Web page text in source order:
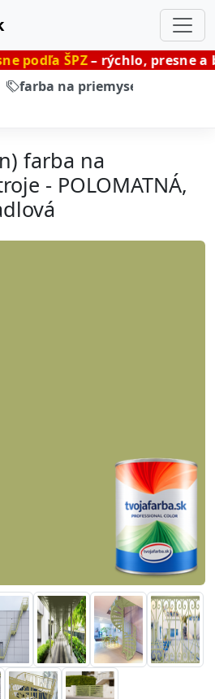
– rýchlo, presne a bez
farba na priemyselné stroje -
farba na
- POLOMATNÁ,